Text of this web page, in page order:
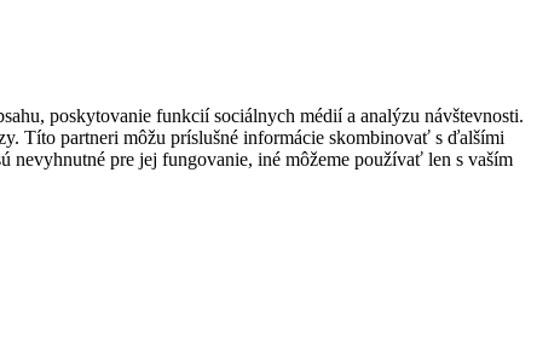
poskytovanie funkcií sociálnych médií a analýzu návštevnosti.
Títo partneri môžu príslušné informácie skombinovať s ďalšími
nevyhnutné pre jej fungovanie, iné môžeme používať len s vaším